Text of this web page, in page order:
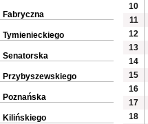
10
11
12
13
14
15
16
17
18
Fabryczna
Tymienieckiego
Senatorska
Przybyszewskiego
Poznańska
Kilińskiego